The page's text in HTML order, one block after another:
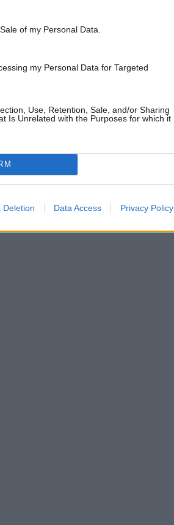
of my Personal Data.
my Personal Data for Targeted
Use, Retention, Sale, and/or Sharing
Is Unrelated with the Purposes for which it
Deletion Data Access Privacy Policy